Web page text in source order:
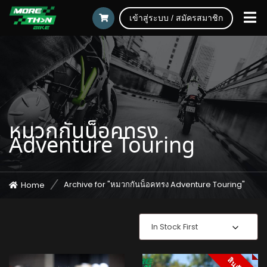
เข้าสู่ระบบ / สมัครสมาชิก
หมวกกันน็อคทรง
Adventure Touring
Home Archive for "หมวกกันน็อคทรง Adventure Touring"
In Stock First